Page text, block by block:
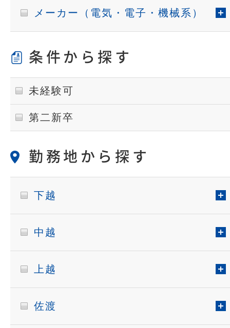
メーカー（電気・電子・機械系）
条件から探す
未経験可
第二新卒
勤務地から探す
下越
中越
上越
佐渡